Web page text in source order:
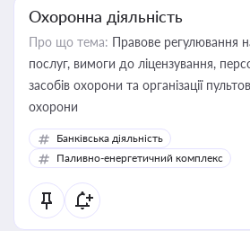
Охоронна діяльність
Про що тема: Правове регулювання
послуг, вимоги до ліцензування,
засобів охорони та організації
охорони
Банківська діяльність
Паливно-енергетичний комплекс